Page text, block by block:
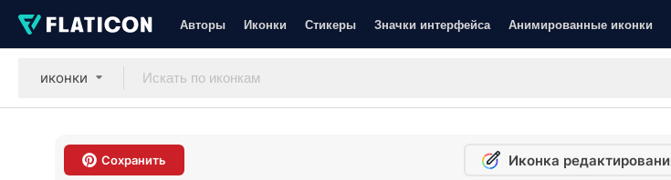
Авторы Иконки Стикеры Значки интерфейса Анимированные иконки
иконки
Сохранить Иконка